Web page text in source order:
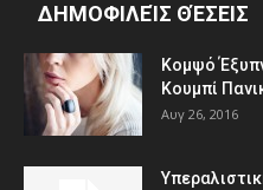
ΔΗΜΟΦΙΛΕΊΣ ΘΈΣΕΙΣ
Κομψό
Κουμπί
Αυγ 26, 2016